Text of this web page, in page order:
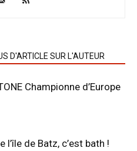
D'ARTICLE SUR L'AUTEUR
Championne d’Europe
l’île de Batz, c’est bath !